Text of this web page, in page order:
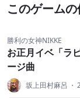
このゲーム
勝利の女神NIKKE
お正月イベ「ラ
ージ曲
坂上田村麻呂 ・